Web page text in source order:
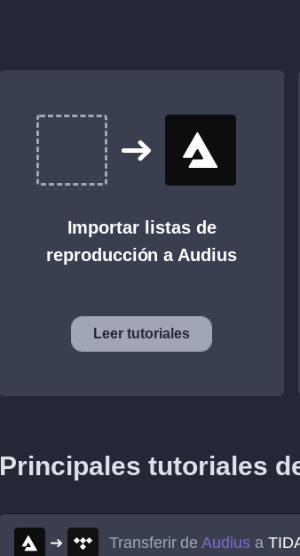
Importar listas de
reproducción a Audius
Leer tutoriales
Principales tutoriales
Transferir deAudiusa